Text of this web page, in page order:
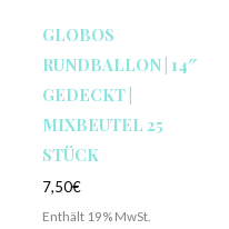
GLOBOS
RUNDBALLON | 14″
GEDECKT |
MIXBEUTEL 25
STÜCK
7,50€
Enthält 19% MwSt.